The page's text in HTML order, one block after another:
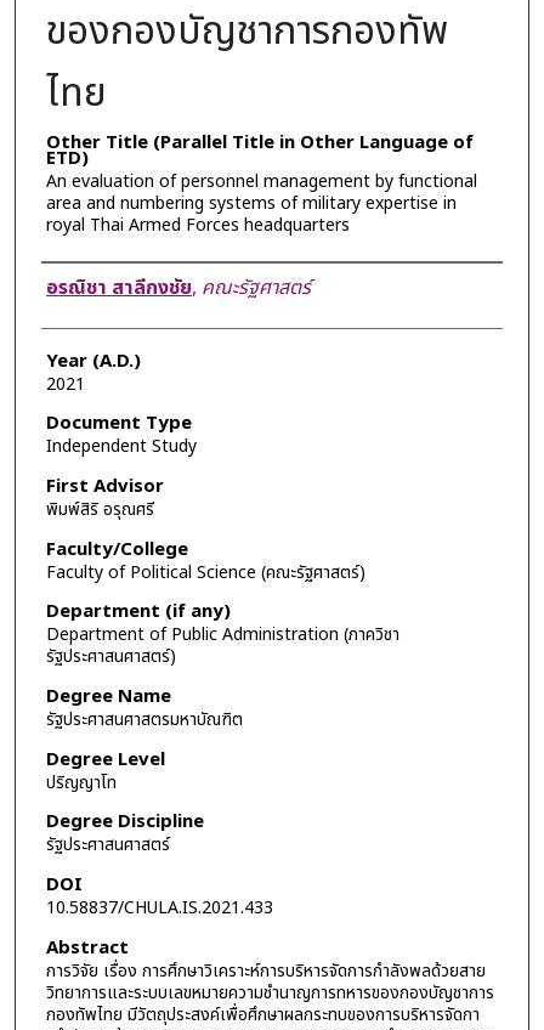
ของกองบัญชาการกองทัพ
ไทย
Other Title (Parallel Title in Other Language of
ETD)
An evaluation of personnel management by functional
area and numbering systems of military expertise in
royal Thai Armed Forces headquarters
Author
อรณิชา สาลีกงชัย, คณะรัฐศาสตร์
Year (A.D.)
2021
Document Type
Independent Study
First Advisor
พิมพ์สิริ อรุณศรี
Faculty/College
Faculty of Political Science (คณะรัฐศาสตร์)
Department (if any)
Department of Public Administration (ภาควิชา
รัฐประศาสนศาสตร์)
Degree Name
รัฐประศาสนศาสตรมหาบัณฑิต
Degree Level
ปริญญาโท
Degree Discipline
รัฐประศาสนศาสตร์
DOI
10.58837/CHULA.IS.2021.433
Abstract
การวิจัย เรื่อง การศึกษาวิเคราะห์การบริหารจัดการกำลังพลด้วยสาย
วิทยาการและระบบเลขหมายความชํานาญการทหารของกองบัญชาการ
กองทัพไทย มีวัตถุประสงค์เพื่อศึกษาผลกระทบของการบริหารจัดกา